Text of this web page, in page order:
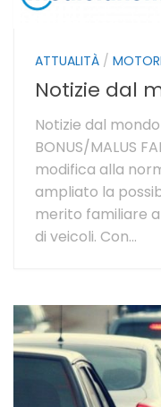
ATTUALITÀ / MOTORI
Notizie dal
Notizie dal
BONUS/MALUS
modifica alla
ampliato la
merito familiare
di veicoli. Con...